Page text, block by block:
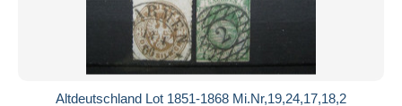
Altdeutschland Lot 1851-1868 Mi.Nr,19,24,17,18,2